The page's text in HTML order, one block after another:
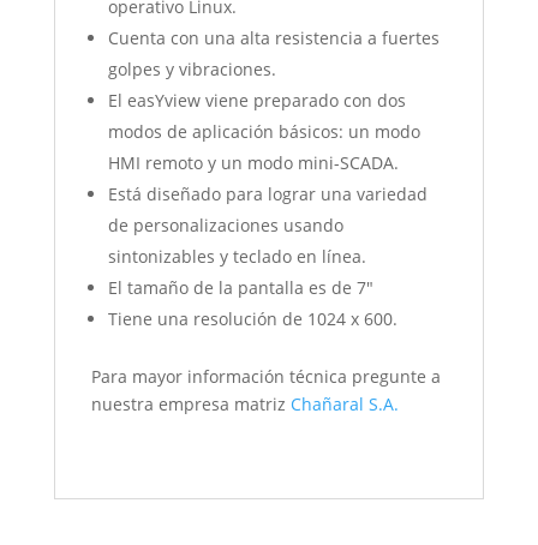
operativo Linux.
Cuenta con una alta resistencia a fuertes
golpes y vibraciones.
El easYview viene preparado con dos
modos de aplicación básicos: un modo
HMI remoto y un modo mini-SCADA.
Está diseñado para lograr una variedad
de personalizaciones usando
sintonizables y teclado en línea.
El tamaño de la pantalla es de 7″
Tiene una resolución de 1024 x 600.
Para mayor información técnica pregunte a
nuestra empresa matriz Chañaral S.A.